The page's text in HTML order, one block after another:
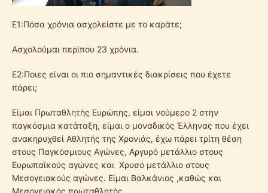
Ε1:Πόσα χρόνια ασχολείστε με το καράτε;
Ασχολούμαι περίπου 23 χρόνια.
Ε2:Ποιες είναι οι πιο σημαντικές διακρίσεις που έχετε
πάρει;
Είμαι Πρωταθλητής Ευρώπης, είμαι νούμερο 2 στην
παγκόσμια κατάταξη, είμαι ο μοναδικός Έλληνας που έχει
ανακηρυχθεί Αθλητής της Χρονιάς, έχω πάρει τρίτη θέση
στους Παγκόσμιους Αγώνες, Αργυρό μετάλλιο στους
Ευρωπαϊκούς αγώνες και Χρυσό μετάλλιο στους
Μεσογειακούς αγώνες. Είμαι Βαλκάνιος ,καθώς και
Μεσογειακός πρωταθλητής.